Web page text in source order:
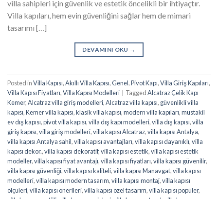
villa sahipleri için güvenlik ve estetik öncelikli bir ihtiyaçtır.
Villa kapıları, hem evin güvenliğini sağlar hem de mimari
tasarımı […]
DEVAMINI OKU →
Posted inVilla Kapısı,Akıllı Villa Kapısı,Genel,Pivot Kapı,Villa Giriş Kapıları,
Villa Kapısı Fiyatları,Villa Kapısı Modelleri TaggedAlcatraz Çelik Kapı
Kemer,Alcatraz villa giriş modelleri,Alcatraz villa kapısı, güvenlikli villa
kapısı,Kemer villa kapısı,klasik villa kapısı,modern villa kapıları,müstakil
ev dış kapısı,pivot villa kapısı,villa dış kapı modelleri,villa dış kapısı,villa
giriş kapısı,villa giriş modelleri,villa kapısı Alcatraz,villa kapısı Antalya,
villa kapısı Antalya sahil,villa kapısı avantajları,villa kapısı dayanıklı,villa
kapısı dekor.,villa kapısı dekoratif,villa kapısı estetik,villa kapısı estetik
modeller,villa kapısı fiyat avantajı,villa kapısı fiyatları,villa kapısı güvenilir,
villa kapısı güvenliği,villa kapısı kaliteli,villa kapısı Manavgat,villa kapısı
modelleri,villa kapısı modern tasarım,villa kapısı montaj,villa kapısı
ölçüleri,villa kapısı önerileri,villa kapısı özel tasarım,villa kapısı popüler,